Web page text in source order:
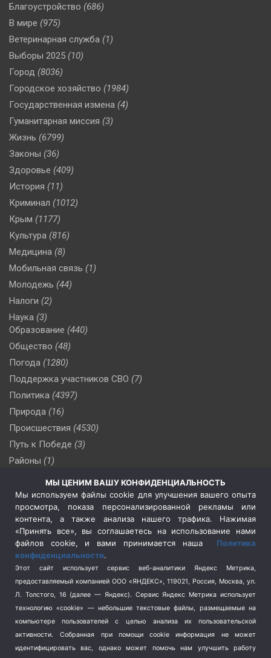
Благоустройство (686)
В мире (975)
Ветеринарная служба (1)
Выборы 2025 (10)
Город (8036)
Городское хозяйство (1984)
Государственная измена (4)
Гуманитарная миссия (3)
Жизнь (6799)
Законы (36)
Здоровье (409)
История (11)
Криминал (1012)
Крым (1177)
Культура (816)
Медицина (8)
Мобильная связь (1)
Молодежь (44)
Налоги (2)
Наука (3)
Образование (440)
Общество (48)
Погода (1280)
Поддержка участников СВО (7)
Политика (4397)
Природа (16)
Происшествия (4530)
Путь к Победе (3)
Районы (1)
(510)
Сельское хозяйство (3)
Социальная политика
(3)
Спецоперация в Украине
Спецоперация на Украине
(404)
Спорт (740)
Терроризм (1)
Транспорт (262)
Туризм (178)
Флот (76)
МЫ ЦЕНИМ ВАШУ КОНФИДЕНЦИАЛЬНОСТЬ
Мы используем файлы cookie для улучшения вашего опыта
просмотра, показа персонализированной рекламы или
контента, а также анализа нашего трафика. Нажимая
«Принять все», вы соглашаетесь на использование нами
файлов cookie, и вами принимается наша Политика
конфиденциальности.
Этот сайт использует сервис веб-аналитики Яндекс Метрика,
предоставляемый компанией ООО «ЯНДЕКС», 119021, Россия, Москва, ул.
Л. Толстого, 16 (далее — Яндекс). Сервис Яндекс Метрика использует
технологию «cookie» — небольшие текстовые файлы, размещаемые на
компьютере пользователей с целью анализа их пользовательской
активности.
Собранная при помощи cookie информация не может
идентифицировать вас, однако может помочь нам улучшить работу